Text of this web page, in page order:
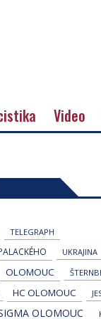
Video
TELEGRAPH
UKRAJINA
OLOMOUC
HC OLOMOUC
OLOMOUC